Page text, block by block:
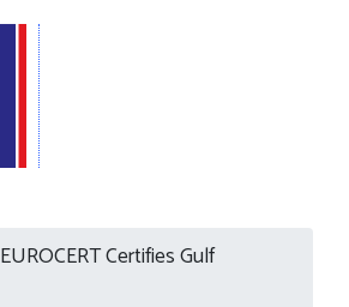
EUROCERT Certifies Gulf